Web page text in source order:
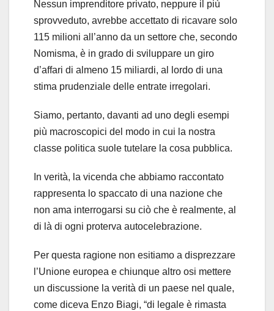
Nessun imprenditore privato, neppure il più
sprovveduto, avrebbe accettato di ricavare solo
115 milioni all’anno da un settore che, secondo
Nomisma, è in grado di sviluppare un giro
d’affari di almeno 15 miliardi, al lordo di una
stima prudenziale delle entrate irregolari.
Siamo, pertanto, davanti ad uno degli esempi
più macroscopici del modo in cui la nostra
classe politica suole tutelare la cosa pubblica.
In verità, la vicenda che abbiamo raccontato
rappresenta lo spaccato di una nazione che
non ama interrogarsi su ciò che è realmente, al
di là di ogni proterva autocelebrazione.
Per questa ragione non esitiamo a disprezzare
l’Unione europea e chiunque altro osi mettere
un discussione la verità di un paese nel quale,
come diceva Enzo Biagi, “di legale è rimasta